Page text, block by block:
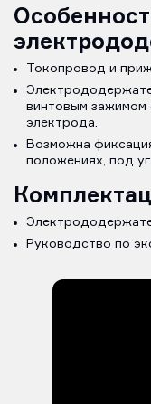
Токопровод и
винтовым зажимом
электрода.
Возможна
положениях, под
Руководство по